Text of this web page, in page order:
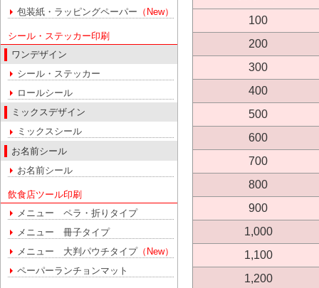
包装紙・ラッピングペーパー （New）
シール・ステッカー印刷
ワンデザイン
シール・ステッカー
ロールシール
ミックスデザイン
ミックスシール
お名前シール
お名前シール
飲食店ツール印刷
メニュー ペラ・折りタイプ
メニュー 冊子タイプ
メニュー 大判パウチタイプ（New）
ペーパーランチョンマット
100
200
300
400
500
600
700
800
900
1,000
1,100
1,200